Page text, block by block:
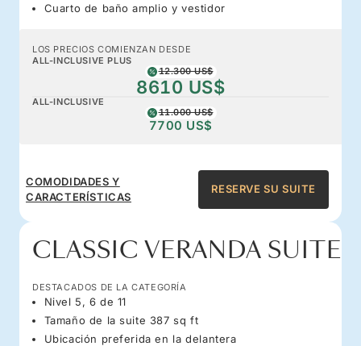
Cuarto de baño amplio y vestidor
LOS PRECIOS COMIENZAN DESDE
ALL-INCLUSIVE PLUS
12.300 US$
8610 US$
ALL-INCLUSIVE
11.000 US$
7700 US$
COMODIDADES Y
CARACTERÍSTICAS
RESERVE SU SUITE
CLASSIC VERANDA SUITE
DESTACADOS DE LA CATEGORÍA
Nivel 5, 6 de 11
Tamaño de la suite 387 sq ft
Ubicación preferida en la delantera